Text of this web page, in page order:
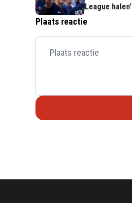
League halen'
Plaats reactie